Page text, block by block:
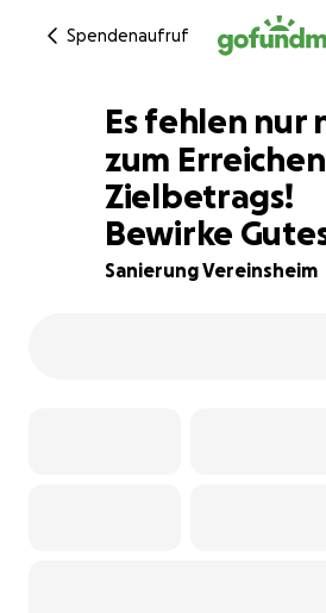
Spendenaufruf
79% complete
Es fehlen nur
zum
Zielbetrags!
Bewirke
Sanierung Vereinsheim